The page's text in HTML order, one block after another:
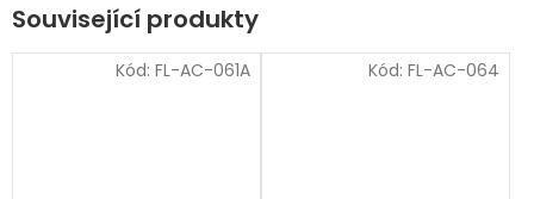
Související produkty
Kód: FL-AC-061A Kód: FL-AC-064